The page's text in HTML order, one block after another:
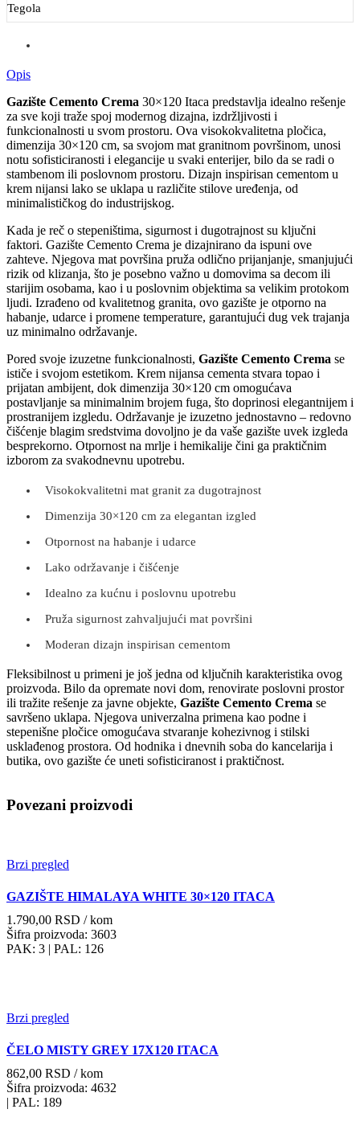
Tegola
Opis
Gazište Cemento Crema 30×120 Itaca predstavlja idealno rešenje
za sve koji traže spoj modernog dizajna, izdržljivosti i
funkcionalnosti u svom prostoru. Ova visokokvalitetna pločica,
dimenzija 30×120 cm, sa svojom mat granitnom površinom, unosi
notu sofisticiranosti i elegancije u svaki enterijer, bilo da se radi o
stambenom ili poslovnom prostoru. Dizajn inspirisan cementom u
krem nijansi lako se uklapa u različite stilove uređenja, od
minimalističkog do industrijskog.
Kada je reč o stepeništima, sigurnost i dugotrajnost su ključni
faktori. Gazište Cemento Crema je dizajnirano da ispuni ove
zahteve. Njegova mat površina pruža odlično prijanjanje, smanjujući
rizik od klizanja, što je posebno važno u domovima sa decom ili
starijim osobama, kao i u poslovnim objektima sa velikim protokom
ljudi. Izrađeno od kvalitetnog granita, ovo gazište je otporno na
habanje, udarce i promene temperature, garantujući dug vek trajanja
uz minimalno održavanje.
Pored svoje izuzetne funkcionalnosti, Gazište Cemento Crema se
ističe i svojom estetikom. Krem nijansa cementa stvara topao i
prijatan ambijent, dok dimenzija 30×120 cm omogućava
postavljanje sa minimalnim brojem fuga, što doprinosi elegantnijem i
prostranijem izgledu. Održavanje je izuzetno jednostavno – redovno
čišćenje blagim sredstvima dovoljno je da vaše gazište uvek izgleda
besprekorno. Otpornost na mrlje i hemikalije čini ga praktičnim
izborom za svakodnevnu upotrebu.
Visokokvalitetni mat granit za dugotrajnost
Dimenzija 30×120 cm za elegantan izgled
Otpornost na habanje i udarce
Lako održavanje i čišćenje
Idealno za kućnu i poslovnu upotrebu
Pruža sigurnost zahvaljujući mat površini
Moderan dizajn inspirisan cementom
Fleksibilnost u primeni je još jedna od ključnih karakteristika ovog
proizvoda. Bilo da opremate novi dom, renovirate poslovni prostor
ili tražite rešenje za javne objekte, Gazište Cemento Crema se
savršeno uklapa. Njegova univerzalna primena kao podne i
stepenišne pločice omogućava stvaranje kohezivnog i stilski
usklađenog prostora. Od hodnika i dnevnih soba do kancelarija i
butika, ovo gazište će uneti sofisticiranost i praktičnost.
Povezani proizvodi
Brzi pregled
GAZIŠTE HIMALAYA WHITE 30×120 ITACA
1.790,00 RSD / kom
Šifra proizvoda: 3603
PAK: 3 | PAL: 126
Brzi pregled
ČELO MISTY GREY 17X120 ITACA
862,00 RSD / kom
Šifra proizvoda: 4632
| PAL: 189